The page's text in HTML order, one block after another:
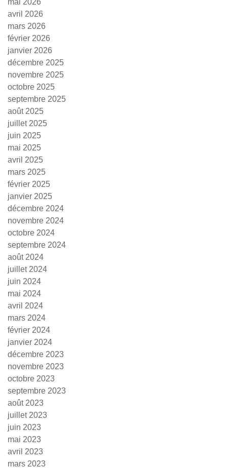
mai 2026
avril 2026
mars 2026
février 2026
janvier 2026
décembre 2025
novembre 2025
octobre 2025
septembre 2025
août 2025
juillet 2025
juin 2025
mai 2025
avril 2025
mars 2025
février 2025
janvier 2025
décembre 2024
novembre 2024
octobre 2024
septembre 2024
août 2024
juillet 2024
juin 2024
mai 2024
avril 2024
mars 2024
février 2024
janvier 2024
décembre 2023
novembre 2023
octobre 2023
septembre 2023
août 2023
juillet 2023
juin 2023
mai 2023
avril 2023
mars 2023